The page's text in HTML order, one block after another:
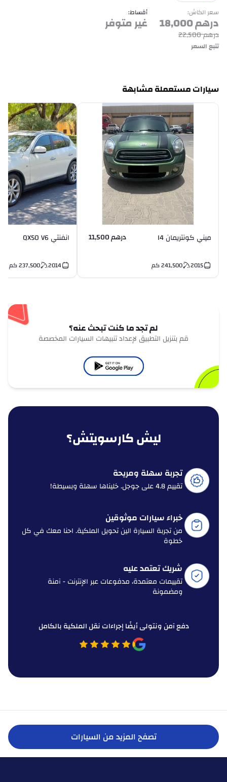
سعر الكاش:
درهم18,000
درهم22,500
تتبع السعر
أقساط:
غير متوفر
سيارات مستعملة مشابهة
ميني كونتريمان I4 درهم 11,500
2015
241,500كم
انفنتي QX50 V6
2014
237,500كم
لم تجد ما كنت تبحث عنه؟
قم بتنزيل التطبيق لإعداد تنبيهات السيارات المخصصة
ليش كارسويتش؟
تجربة سهلة ومريحة
تقييم 4.8 على جوجل. خليناها سهلة وبسيطة!
خبراء سيارات موثوقين
من تجربة السيارة الين تحويل الملكية. احنا معك في كل
خطوة
شريك تعتمد عليه
تقييمات معتمدة، مدفوعات عبر الإنترنت - آمنة
ومضمونة
دفع آمن ونتولى أيضًا إجراءات نقل الملكية بالكامل
تصفح المزيد من السيارات